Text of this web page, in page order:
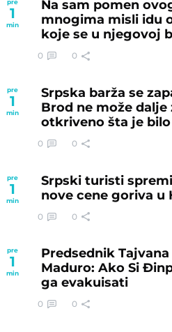
pre
1
min
Na sam pomen
mnogima misli idu
koje se u njegovoj
0 0
pre
1
min
Srpska barža se
Brod ne može
otkriveno šta je bilo
0 0
pre
1
min
Srpski turisti
nove cene goriva u
0 0
pre
1
min
Predsednik
Maduro: Ako Si
ga evakuisati
0 0